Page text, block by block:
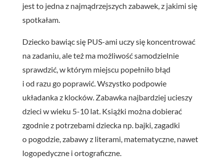
jest to jedna z najmądrzejszych zabawek, z jakimi się
spotkałam.
Dziecko bawiąc się PUS-ami uczy się koncentrować
na zadaniu, ale też ma możliwość samodzielnie
sprawdzić, w którym miejscu popełniło błąd
i od razu go poprawić. Wszystko podpowie
układanka z klocków. Zabawka najbardziej ucieszy
dzieci w wieku 5-10 lat. Książki można dobierać
zgodnie z potrzebami dziecka np. bajki, zagadki
o pogodzie, zabawy z literami, matematyczne, nawet
logopedyczne i ortograficzne.